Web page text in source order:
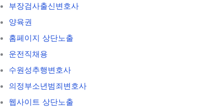
부장검사출신변호사
양육권
홈페이지 상단노출
운전직채용
수원성추행변호사
의정부소년범죄변호사
웹사이트 상단노출